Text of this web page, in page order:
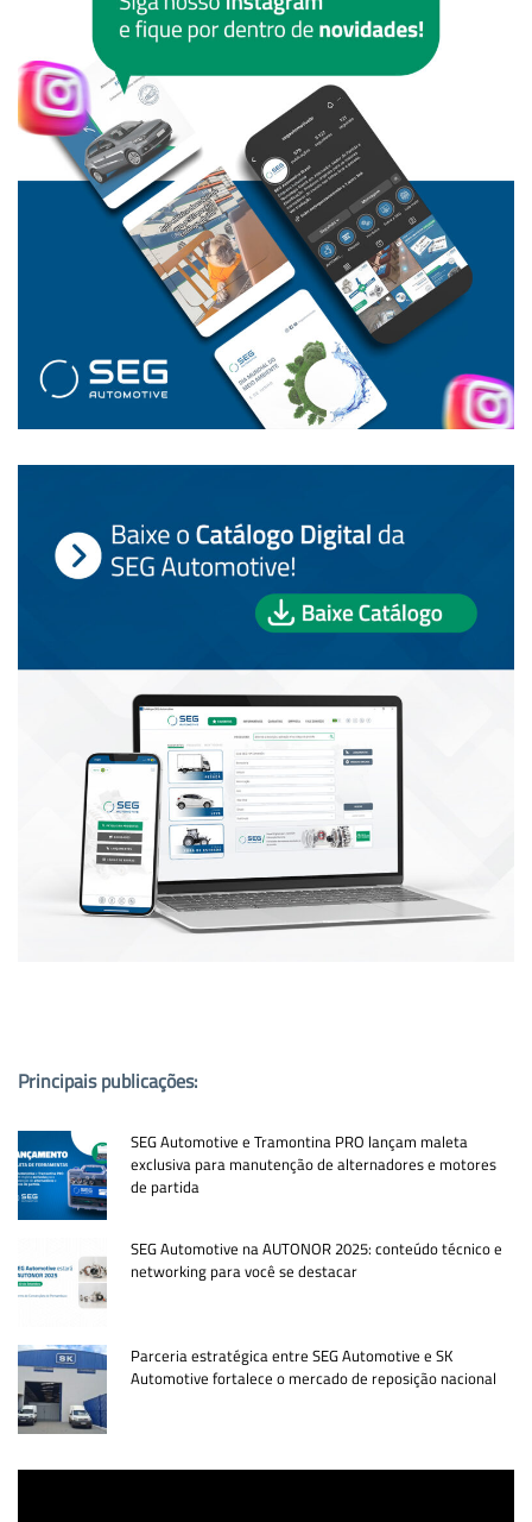
Principais publicações:
SEG Automotive e Tramontina PRO lançam maleta
exclusiva para manutenção de alternadores e motores
de partida
SEG Automotive na AUTONOR 2025: conteúdo técnico e
networking para você se destacar
Parceria estratégica entre SEG Automotive e SK
Automotive fortalece o mercado de reposição nacional